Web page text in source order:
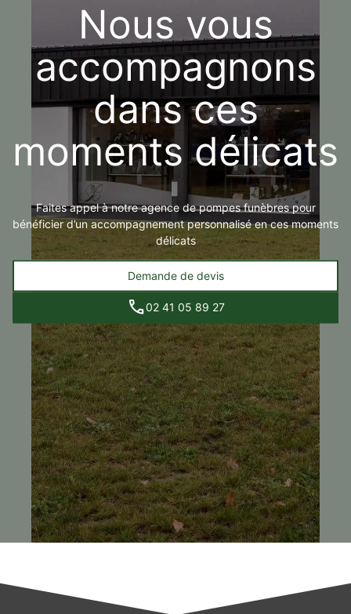
Nous vous
accompagnons
dans ces
moments délicats
Faites appel à notre agence de pompes funèbres pour
bénéficier d’un accompagnement personnalisé en ces moments
délicats
Demande de devis
02 41 05 89 27